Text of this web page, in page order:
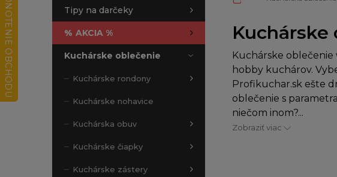
Tipy na darčeky
% AKCIA %
Kuchárske oblečenie
Kuchárske rondony
Kuchárske nohavice
Kuchárska obuv
Kuchárske čiapky
Kuchárske zástery
Kuchárske
Kuchárske
hobby kuchárov.
Profikuchar.sk ešte
oblečenie s
niečom inom?...
Zobraziť viac
HODNOTENIE OBCHODU